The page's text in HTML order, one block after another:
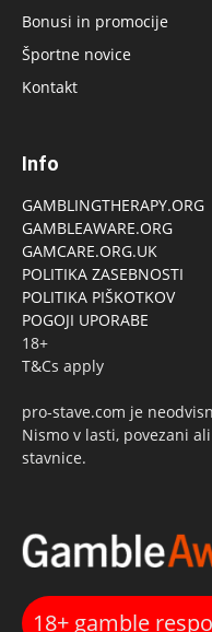
Bonusi in promocije
Športne novice
Kontakt
Info
GAMBLINGTHERAPY.ORG
GAMBLEAWARE.ORG
GAMCARE.ORG.UK
POLITIKA ZASEBNOSTI
POLITIKA PIŠKOTKOV
POGOJI UPORABE
18+
T&Cs apply
pro-stave.com je
Nismo v lasti, povezani
stavnice.
18+ gamble